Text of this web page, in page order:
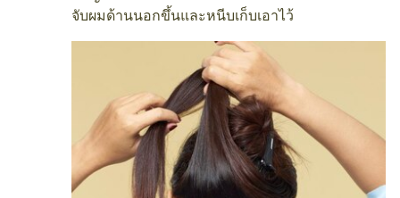
จับผมด้านนอกขึ้นและหนีบเก็บเอาไว้